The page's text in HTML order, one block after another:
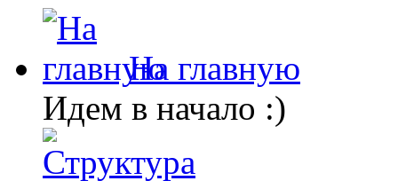
На главную
Идем в начало :)